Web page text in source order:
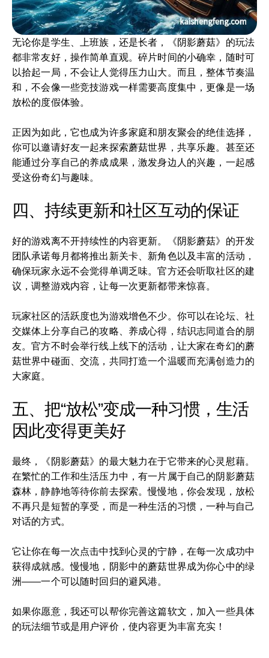
无论你是学生、上班族，还是长者，《阴影蘑菇》的玩法
都非常友好，操作简单直观。碎片时间的小确幸，随时可
以拾起一局，不会让人觉得压力山大。而且，整体节奏温
和，不会像一些竞技游戏一样需要高度集中，更像是一场
放松的度假体验。
正因为如此，它也成为许多家庭和朋友聚会的绝佳选择，
你可以邀请好友一起来探索蘑菇世界，共享乐趣。甚至还
能通过分享自己的养成成果，激发身边人的兴趣，一起感
受这份奇幻与趣味。
四、持续更新和社区互动的保证
好的游戏离不开持续性的内容更新。《阴影蘑菇》的开发
团队承诺每月都将推出新关卡、新角色以及丰富的活动，
确保玩家永远不会觉得单调乏味。官方还会听取社区的建
议，调整游戏内容，让每一次更新都带来惊喜。
玩家社区的活跃度也为游戏增色不少。你可以在论坛、社
交媒体上分享自己的攻略、养成心得，结识志同道合的朋
友。官方不时会举行线上线下的活动，让大家在奇幻的蘑
菇世界中碰面、交流，共同打造一个温暖而充满创造力的
大家庭。
五、把“放松”变成一种习惯，生活
因此变得更美好
最终，《阴影蘑菇》的最大魅力在于它带来的心灵慰藉。
在繁忙的工作和生活压力中，有一片属于自己的阴影蘑菇
森林，静静地等待你前去探索。慢慢地，你会发现，放松
不再只是短暂的享受，而是一种生活的习惯，一种与自己
对话的方式。
它让你在每一次点击中找到心灵的宁静，在每一次成功中
获得成就感。慢慢地，阴影中的蘑菇世界成为你心中的绿
洲——一个可以随时回归的避风港。
如果你愿意，我还可以帮你完善这篇软文，加入一些具体
的玩法细节或是用户评价，使内容更为丰富充实！